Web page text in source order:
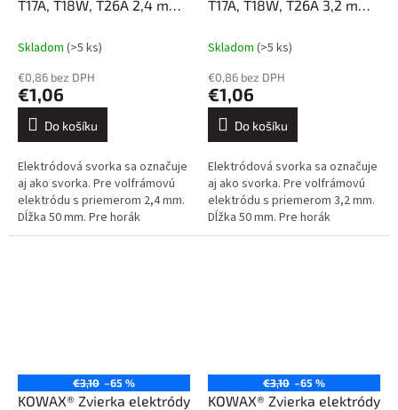
T17A, T18W, T26A 2,4 mm
Skladom (>5 ks)
€0,86 bez DPH
€1,06
Do košíku
Elektródová svorka sa označuje
aj ako svorka. Pre volfrámovú
elektródu s priemerom 2,4 mm.
Dĺžka 50 mm. Pre horák
STANDARD. Pre horáky T17A,
T17A, T18W, T26A 3,2 mm
Skladom (>5 ks)
€0,86 bez DPH
€1,06
Do košíku
Elektródová svorka sa označuje
aj ako svorka. Pre volfrámovú
elektródu s priemerom 3,2 mm.
Dĺžka 50 mm. Pre horák
STANDARD. Pre horáky T17A,
€3,10 –65 %
KOWAX® Zvierka elektródy
€3,10 –65 %
KOWAX® Zvierka elektródy